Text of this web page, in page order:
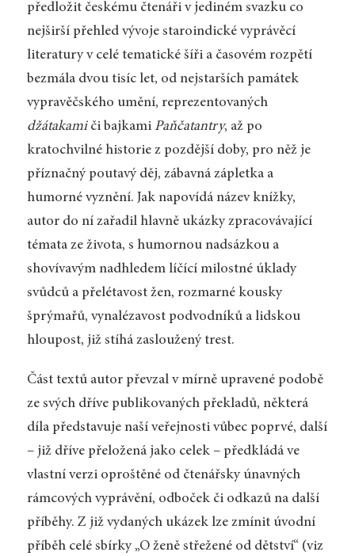
předložit českému čtenáři v jediném svazku co
nejširší přehled vývoje staroindické vyprávěcí
literatury v celé tematické šíři a časovém rozpětí
bezmála dvou tisíc let, od nejstarších památek
vypravěčského umění, reprezentovaných
džátakamiči bajkami Paňčatantry, až po
kratochvilné historie z pozdější doby, pro něž je
příznačný poutavý děj, zábavná zápletka a
humorné vyznění. Jak napovídá název knížky,
autor do ní zařadil hlavně ukázky zpracovávající
témata ze života, s humornou nadsázkou a
shovívavým nadhledem líčící milostné úklady
svůdců a přelétavost žen, rozmarné kousky
šprýmařů, vynalézavost podvodníků a lidskou
hloupost, již stíhá zasloužený trest.
Část textů autor převzal v mírně upravené podobě
ze svých dříve publikovaných překladů, některá
díla představuje naší veřejnosti vůbec poprvé, další
– již dříve přeložená jako celek – předkládá ve
vlastní verzi oproštěné od čtenářsky únavných
rámcových vyprávění, odboček či odkazů na další
příběhy. Z již vydaných ukázek lze zmínit úvodní
příběh celé sbírky „O ženě střežené od dětství“ (viz